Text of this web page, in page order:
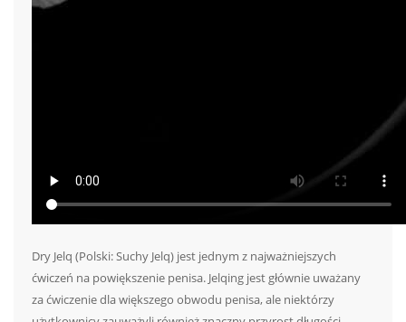
Dry Jelq (Polski: Suchy Jelq) jest jednym z najważniejszych
ćwiczeń na powiększenie penisa. Jelqing jest głównie uważany
za ćwiczenie dla większego obwodu penisa, ale niektórzy